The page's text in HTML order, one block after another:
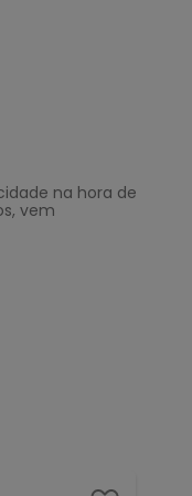
na hora de
vem